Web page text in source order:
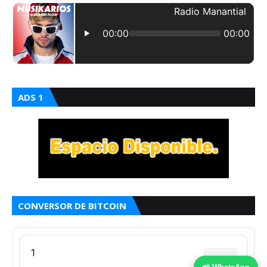
ADS 1
CONVERSOR DE BITCOIN